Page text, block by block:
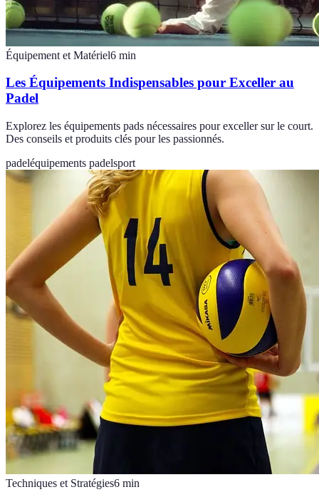
Équipement et Matériel6 min
Les Équipements Indispensables pour Exceller au
Padel
Explorez les équipements pads nécessaires pour exceller sur le court.
Des conseils et produits clés pour les passionnés.
padeléquipements padelsport
Techniques et Stratégies6 min